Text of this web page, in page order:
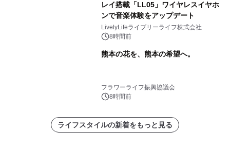
レイ搭載「LL05」ワイヤレスイヤホ
ンで音楽体験をアップデート
LivelyLifeライブリーライフ株式会社
8時間前
熊本の花を、熊本の希望へ。
フラワーライフ振興協議会
8時間前
ライフスタイルの新着をもっと見る